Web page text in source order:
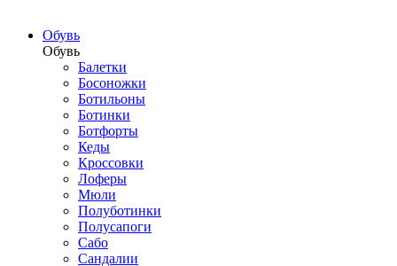
Обувь
Обувь
Балетки
Босоножки
Ботильоны
Ботинки
Ботфорты
Кеды
Кроссовки
Лоферы
Мюли
Полуботинки
Полусапоги
Сабо
Сандалии